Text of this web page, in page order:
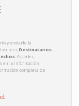
y enviarle la
usuario;Destinatarios:
: Acceder,
en la información
completa de
.